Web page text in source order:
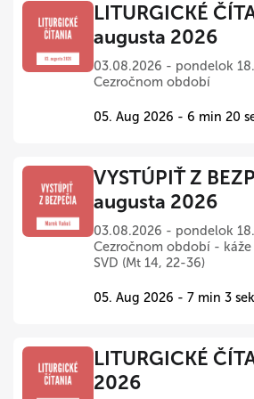
LITURGICKÉ
augusta 2026
03.08.2026 - pondelok
Cezročnom období
05. Aug 2026 - 6 min 20
VYSTÚPIŤ Z
augusta 2026
03.08.2026 - pondelok
Cezročnom období - káže
SVD (Mt 14, 22-36)
05. Aug 2026 - 7 min 3 sek
LITURGICKÉ
2026